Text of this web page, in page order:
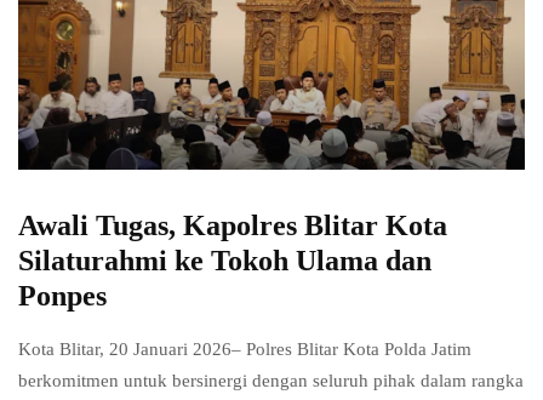
Awali Tugas, Kapolres Blitar Kota
Silaturahmi ke Tokoh Ulama dan
Ponpes
Kota Blitar, 20 Januari 2026– Polres Blitar Kota Polda Jatim
berkomitmen untuk bersinergi dengan seluruh pihak dalam rangka